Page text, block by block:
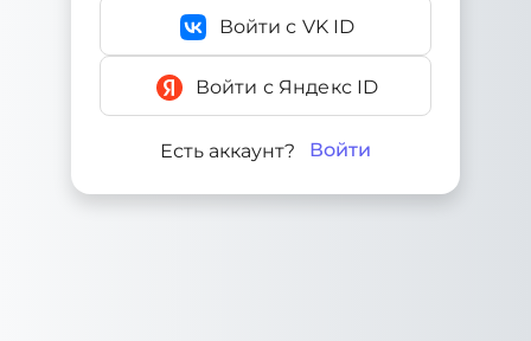
Войти с VK ID
Войти с Яндекс ID
Есть аккаунт? Войти